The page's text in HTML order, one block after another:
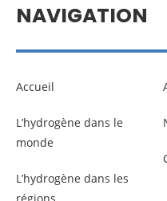
NAVIGATION
Accueil
L’hydrogène dans le
monde
L’hydrogène dans les